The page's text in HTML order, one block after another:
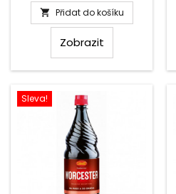
 Přidat do košíku
Zobrazit
Sleva!